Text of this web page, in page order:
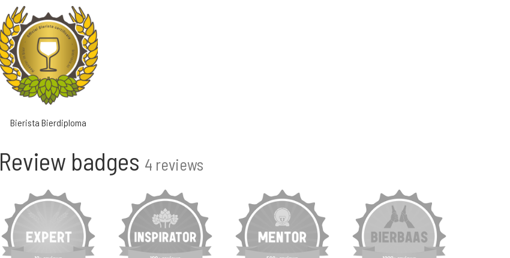
Bierista Bierdiploma
Review badges 4 reviews